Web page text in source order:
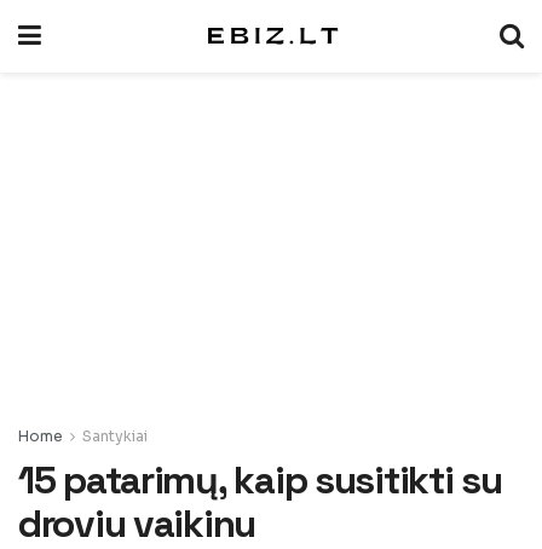
Home Santykiai
15 patarimų, kaip susitikti su
droviu vaikinu